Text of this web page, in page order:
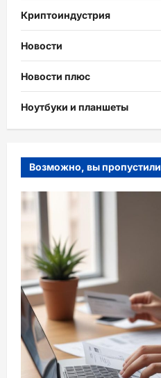
Криптоиндустрия
Новости
Новости плюс
Ноутбуки и планшеты
Возможно, вы пропустили